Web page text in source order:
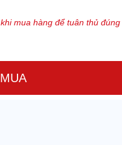
mua hàng để tuân thủ